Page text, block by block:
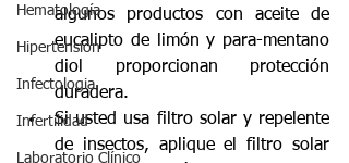
Hematología
Hipertensión
Infectologia
Infertilidad
Laboratorio Clínico
algunos productos con aceite de
eucalipto de limón y para-mentano
diol proporcionan protección
duradera.
Si usted usa filtro solar y repelente
de insectos, aplique el filtro solar